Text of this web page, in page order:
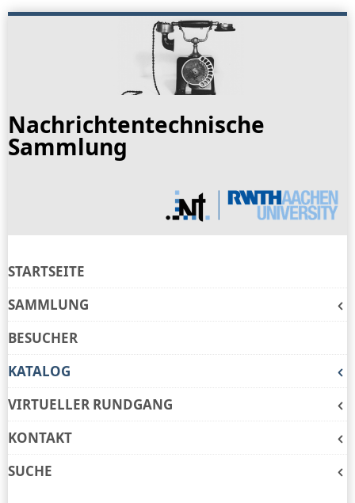
content
Nachrichtentechnische
Sammlung
STARTSEITE
SAMMLUNG
BESUCHER
KATALOG
VIRTUELLER RUNDGANG
KONTAKT
SUCHE